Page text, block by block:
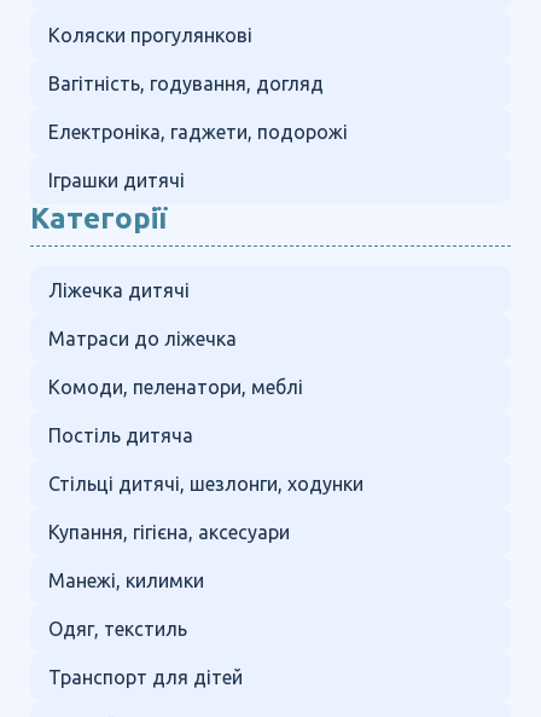
Коляски прогулянкові
Вагітність, годування, догляд
Електроніка, гаджети, подорожі
Іграшки дитячі
Категорії
Ліжечка дитячі
Матраси до ліжечка
Комоди, пеленатори, меблі
Постіль дитяча
Стільці дитячі, шезлонги, ходунки
Купання, гігієна, аксесуари
Манежі, килимки
Одяг, текстиль
Транспорт для дітей